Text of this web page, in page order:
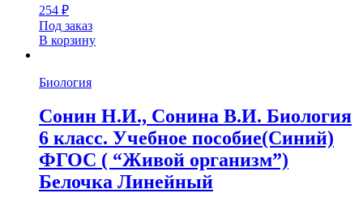
254 ₽
Под заказ
В корзину
Биология
Сонин Н.И., Сонина В.И. Биология
6 класс. Учебное пособие(Синий)
ФГОС ( “Живой организм”)
Белочка Линейный